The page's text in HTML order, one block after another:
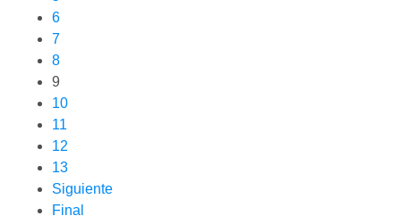
6
7
8
9
10
11
12
13
Siguiente
Final